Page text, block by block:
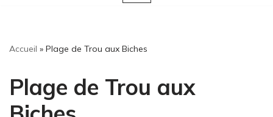
Accueil » Plage de Trou aux Biches
Plage de Trou aux